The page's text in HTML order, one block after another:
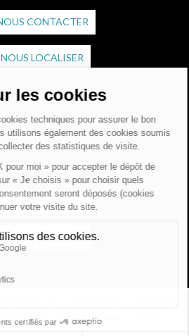
CONTACTER
NOUS LOCALISER
SECONDAIRE
de l'Europe
DE-CASTILLON
30- Fax : 05 57 51 73 64
piola-avocat.fr
CONTACTER
NOUS LOCALISER
Plan du site Mentions légales